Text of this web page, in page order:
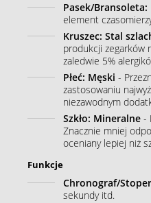
Pasek/
element
Kruszec: Stal
produkcji zegarków
zaledwie 5%
Płeć: Męski -
zastosowaniu
niezawodnym
Szkło: Mineralne-
Znacznie mniej
oceniany lepiej niż
Funkcje
Chronograf/Stoper
sekundy itd.